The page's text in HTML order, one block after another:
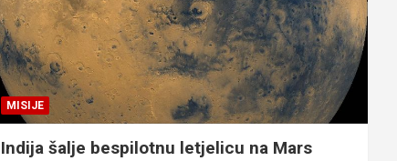
MISIJE
Indija šalje bespilotnu letjelicu na Mars